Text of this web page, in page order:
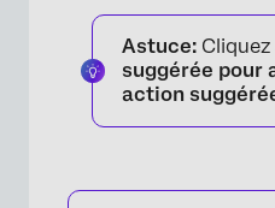
Astuce:
suggérée pour
action